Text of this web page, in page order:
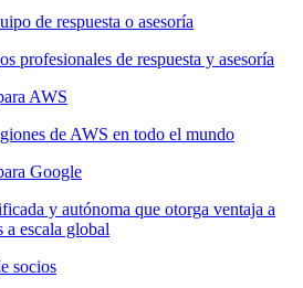
de respuesta o asesoría
profesionales de respuesta y asesoría
AWS
de AWS en todo el mundo
Google
y autónoma que otorga ventaja a
a escala global
socios